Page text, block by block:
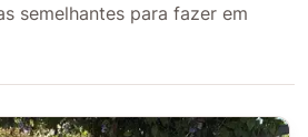
semelhantes para fazer em